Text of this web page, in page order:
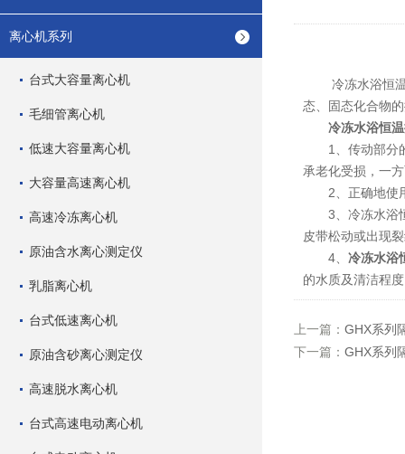
离心机系列
台式大容量离心机
毛细管离心机
低速大容量离心机
大容量高速离心机
高速冷冻离心机
原油含水离心测定仪
乳脂离心机
台式低速离心机
原油含砂离心测定仪
高速脱水离心机
台式高速电动离心机
冷冻水浴恒
态、固态化合物
冷冻水浴恒
1、传动部分的
承老化受损，一
2、正确地使用
3、 冷冻水浴
皮带松动或出现
4、 冷冻水浴
的水质及清洁程
上一篇： GHX系列
下一篇： GHX系列